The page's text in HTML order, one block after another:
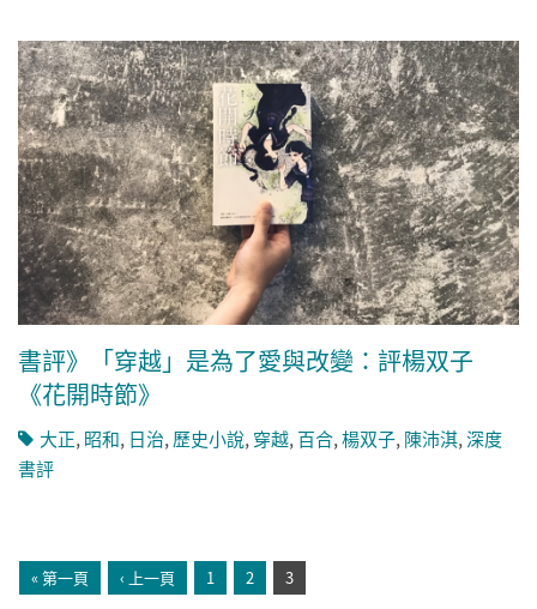
書評》「穿越」是為了愛與改變：評楊双子
《花開時節》
大正,昭和, 日治,歷史小說,穿越,百合,楊双子,陳沛淇,深度
書評
« 第一頁 ‹ 上一頁 1 2 3